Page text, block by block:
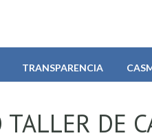
TRANSPARENCIA
DE